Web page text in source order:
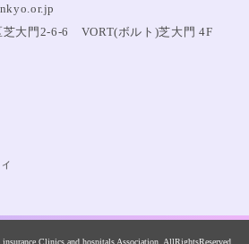
大門2-6-6 VORT(ボルト)芝大門 4F
Clinics and hospitals Association. AllRightsReserved